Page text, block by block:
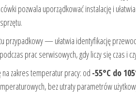
pozwala uporządkować instalację i
przypadkowy — ułatwia identyfikację
prac serwisowych, gdy liczy się czas i
zakres temperatur pracy: od -55°C do
bez utraty parametrów